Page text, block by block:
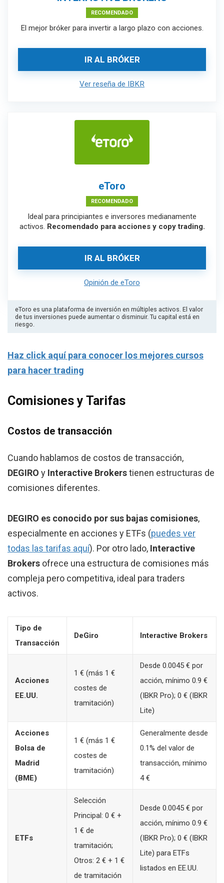
RECOMENDADO
El mejor bróker para invertir a largo plazo con acciones.
IR AL BRÓKER
Ver reseña de IBKR
eToro
RECOMENDADO
Ideal para principiantes e inversores medianamente
activos. Recomendado para acciones y copy trading.
IR AL BRÓKER
Opinión de eToro
eToro es una plataforma de inversión en múltiples activos. El valor
de tus inversiones puede aumentar o disminuir. Tu capital está en
riesgo.
Haz click aquí para conocer los mejores cursos
para hacer trading
Comisiones y Tarifas
Costos de transacción
Cuando hablamos de costos de transacción,
DEGIRO y Interactive Brokerstienen estructuras de
comisiones diferentes.
DEGIRO es conocido por sus bajas comisiones,
especialmente en acciones y ETFs (puedes ver
todas las tarifas aquí). Por otro lado, Interactive
Brokers ofrece una estructura de comisiones más
compleja pero competitiva, ideal para traders
activos.
Tipo de
Transacción
DeGiro Interactive Brokers
Acciones
EE.UU.
1 € (más 1 €
costes de
tramitación)
Desde 0.0045 € por
acción, mínimo 0.9 €
(IBKR Pro); 0 € (IBKR
Lite)
Acciones
Bolsa de
Madrid
(BME)
1 € (más 1 €
costes de
tramitación)
Generalmente desde
0.1% del valor de
transacción, mínimo
4 €
ETFs
Selección
Principal: 0 € +
1 € de
tramitación;
Otros: 2 € + 1 €
de tramitación
Desde 0.0045 € por
acción, mínimo 0.9 €
(IBKR Pro); 0 € (IBKR
Lite) para ETFs
listados en EE.UU.